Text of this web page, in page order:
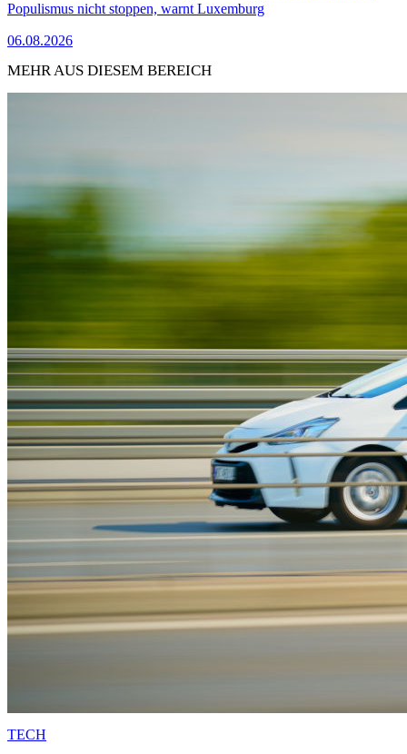
Populismus nicht stoppen, warnt Luxemburg
06.08.2026
MEHR AUS DIESEM BEREICH
TECH